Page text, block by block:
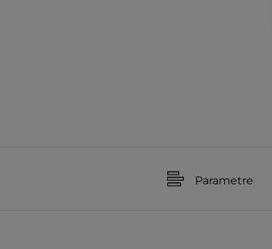
Parametre